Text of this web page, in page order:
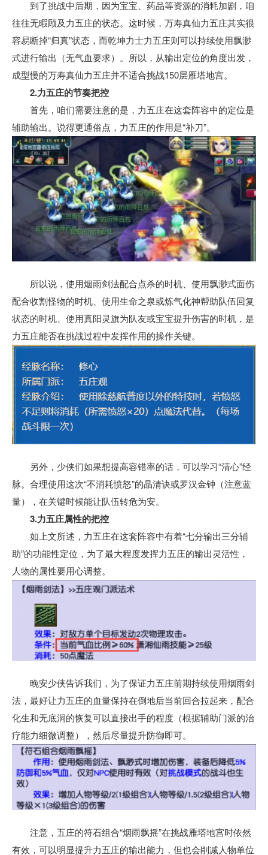
到了挑战中后期，因为宝宝、药品等资源的消耗加剧，咱
往往无暇顾及力五庄的状态。这时候，万寿真仙力五庄其实很
容易断掉“归真”状态，而乾坤力士力五庄则可以持续使用飘渺
式进行输出（无气血要求）。所以，从输出定位的角度出发，
成型慢的万寿真仙力五庄并不适合挑战150层雁塔地宫。
2.力五庄的节奏把控
首先，咱们需要注意的是，力五庄在这套阵容中的定位是
辅助输出。说得更通俗点，力五庄的作用是“补刀”。
所以说，使用烟雨剑法配合点杀的时机、使用飘渺式面伤
配合收割怪物的时机、使用生命之泉或炼气化神帮助队伍回复
状态的时机、使用真阳灵旗为队友或宝宝提升伤害的时机，是
力五庄能否在挑战过程中发挥作用的操作关键。
另外，少侠们如果想提高容错率的话，可以学习“清心”经
脉。合理使用这次“不消耗愤怒”的晶清诀或罗汉金钟（注意蓝
量），在关键时候能让队伍转危为安。
3.力五庄属性的把控
如上文所述，力五庄在这套阵容中有着“七分输出三分辅
助”的功能性定位，为了最大程度发挥力五庄的输出灵活性，
人物的属性要用心调整。
晚安少侠告诉我们，为了保证力五庄前期持续使用烟雨剑
法，最好让力五庄的血量保持在倒地后当前回合拉起来，配合
化生和无底洞的恢复可以直接出手的程度（根据辅助门派的治
疗能力细微调整），然后尽量提升防御即可。
注意，五庄的符石组合“烟雨飘摇”在挑战雁塔地宫时依然
有效，可以明显提升力五庄的输出能力，但也会削减人物单位